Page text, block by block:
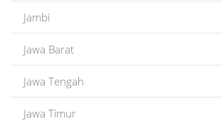
Jambi
Jawa Barat
Jawa Tengah
Jawa Timur